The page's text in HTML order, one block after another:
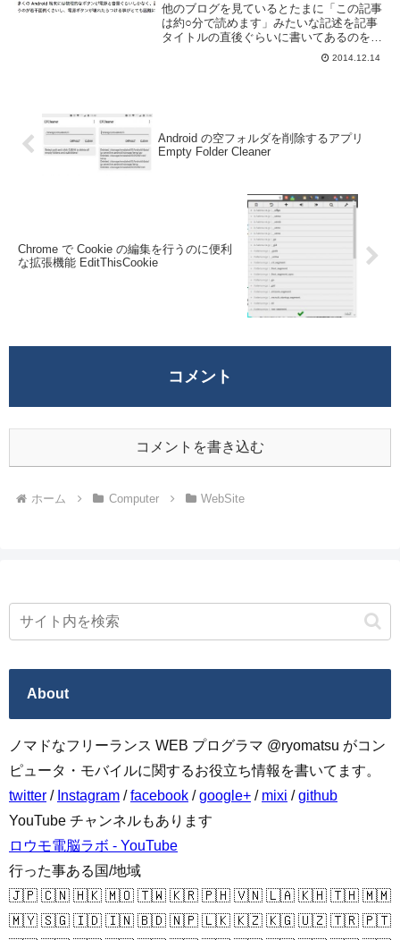
他のブログを見ているとたまに「この記事
は約○分で読めます」みたいな記述を記事
タイトルの直後ぐらいに書いてあるのを見
る。このページの記事を見るのにどのくら
いの時間がかかるのかがすぐわかって便
2014.12.14
Android の空フォルダを削除するアプリ
Empty Folder Cleaner
Chrome で Cookie の編集を行うのに便利
な拡張機能 EditThisCookie
コメント
コメントを書き込む
ホーム Computer WebSite
About
ノマドなフリーランス WEB プログラマ @ryomatsu がコン
ピュータ・モバイルに関するお役立ち情報を書いてます。
twitter / Instagram /facebook /google+ / mixi /github
YouTube チャンネルもあります
ロウモ電脳ラボ - YouTube
行った事ある国/地域
🇯🇵 🇨🇳 🇭🇰 🇲🇴 🇹🇼 🇰🇷 🇵🇭 🇻🇳 🇱🇦 🇰🇭 🇹🇭 🇲🇲
🇲🇾 🇸🇬 🇮🇩 🇮🇳 🇧🇩 🇳🇵 🇱🇰 🇰🇿 🇰🇬 🇺🇿 🇹🇷 🇵🇹